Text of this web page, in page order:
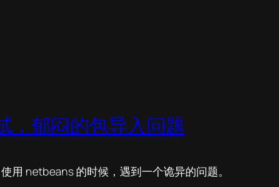
，郁闷的包导入问题
用 netbeans 的时候，遇到一个诡异的问题。